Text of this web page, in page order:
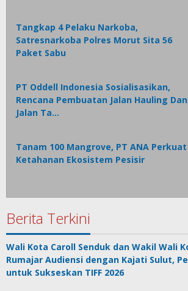
Tangkap 4 Pelaku Narkoba,
Satresnarkoba Polres Morut Sita 56
Paket Sabu
PT Oddell Indonesia Sosialisasikan,
Rencana Pembuatan Jalan Hauling Dan
Jalan Ta…
Tanam 100 Mangrove, PT ANA Perkuat
Ketahanan Ekosistem Pesisir
Berita Terkini
Wali Kota Caroll Senduk dan Wakil Wali
Rumajar Audiensi dengan Kajati Sulut,
untuk Sukseskan TIFF 2026